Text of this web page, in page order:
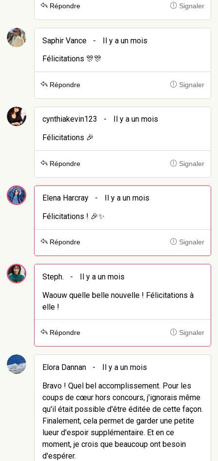
Répondre Signaler
Saphir Vance -
Il y a un mois
Félicitations 🎊🎊
Répondre Signaler
cynthiakevin123 -
Il y a un mois
Félicitations 🎉
Répondre Signaler
Elena Harcray -
Il y a un mois
Félicitations ! 🎉✨
Répondre Signaler
Steph. -
Il y a un mois
Waouw quelle belle nouvelle ! Félicitations à
elle !
Répondre Signaler
Elora Dannan -
Il y a un mois
Bravo ! Quel bel accomplissement. Pour les
coups de cœur hors concours, j'ignorais même
qu'il était possible d'être éditée de cette façon.
Finalement, cela permet de garder une petite
lueur d'espoir supplémentaire. Et en ce
moment, je crois que beaucoup ont besoin
d'espérer.